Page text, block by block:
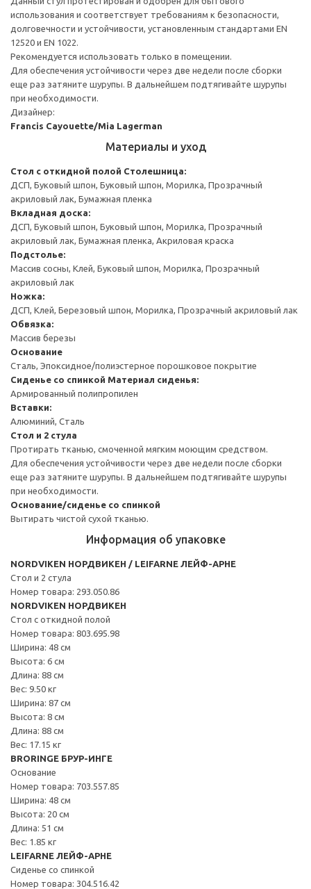
использования и соответствует требованиям к безопасности,
долговечности и устойчивости, установленным стандартами EN
12520 и EN 1022.
Рекомендуется использовать только в помещении.
Для обеспечения устойчивости через две недели после сборки
еще раз затяните шурупы. В дальнейшем подтягивайте шурупы
при необходимости.
Дизайнер:
Francis Cayouette/Mia Lagerman
Материалы и уход
Стол с откидной полой Столешница:
ДСП, Буковый шпон, Буковый шпон, Морилка, Прозрачный
акриловый лак, Бумажная пленка
Вкладная доска:
ДСП, Буковый шпон, Буковый шпон, Морилка, Прозрачный
акриловый лак, Бумажная пленка, Акриловая краска
Подстолье:
Массив сосны, Клей, Буковый шпон, Морилка, Прозрачный
акриловый лак
Ножка:
ДСП, Клей, Березовый шпон, Морилка, Прозрачный акриловый лак
Обвязка:
Массив березы
Основание
Сталь, Эпоксидное/полиэстерное порошковое покрытие
Сиденье со спинкой Материал сиденья:
Армированный полипропилен
Вставки:
Алюминий, Сталь
Стол и 2 стула
Протирать тканью, смоченной мягким моющим средством.
Для обеспечения устойчивости через две недели после сборки
еще раз затяните шурупы. В дальнейшем подтягивайте шурупы
при необходимости.
Основание/сиденье со спинкой
Вытирать чистой сухой тканью.
Информация об упаковке
NORDVIKEN НОРДВИКЕН / LEIFARNE ЛЕЙФ-АРНЕ
Стол и 2 стула
Номер товара: 293.050.86
NORDVIKEN НОРДВИКЕН
Стол с откидной полой
Номер товара: 803.695.98
Ширина: 48 см
Высота: 6 см
Длина: 88 см
Вес: 9.50 кг
Ширина: 87 см
Высота: 8 см
Длина: 88 см
Вес: 17.15 кг
BRORINGE БРУР-ИНГЕ
Основание
Номер товара: 703.557.85
Ширина: 48 см
Высота: 20 см
Длина: 51 см
Вес: 1.85 кг
LEIFARNE ЛЕЙФ-АРНЕ
Сиденье со спинкой
Номер товара: 304.516.42